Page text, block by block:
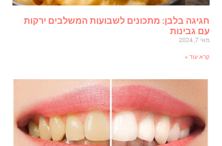
בלבן: מתכונים לשבועות המשלבים ירקות
גבינות
עוד »